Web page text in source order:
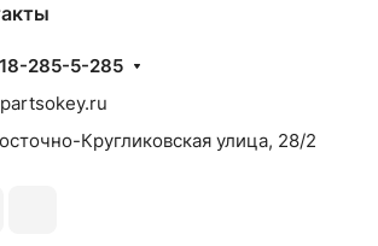
285-5-285
Кругликовская улица, 28/2